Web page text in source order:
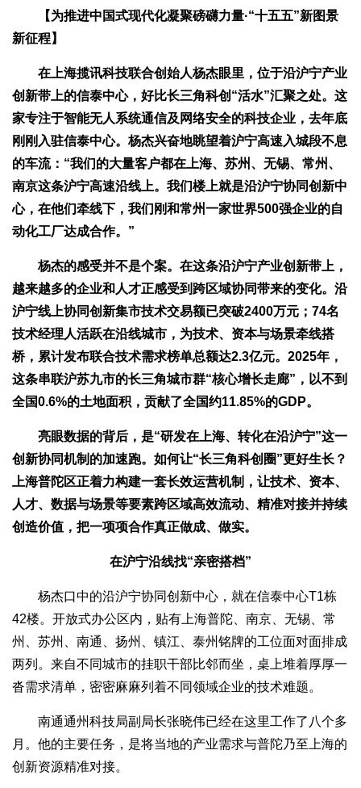
【为推进中国式现代化凝聚磅礴力量·“十五五”新图景
新征程】
在上海揽讯科技联合创始人杨杰眼里，位于沿沪宁产业
创新带上的信泰中心，好比长三角科创“活水”汇聚之处。这
家专注于智能无人系统通信及网络安全的科技企业，去年底
刚刚入驻信泰中心。杨杰兴奋地眺望着沪宁高速入城段不息
的车流：“我们的大量客户都在上海、苏州、无锡、常州、
南京这条沪宁高速沿线上。我们楼上就是沿沪宁协同创新中
心，在他们牵线下，我们刚和常州一家世界500强企业的自
动化工厂达成合作。”
杨杰的感受并不是个案。在这条沿沪宁产业创新带上，
越来越多的企业和人才正感受到跨区域协同带来的变化。沿
沪宁线上协同创新集市技术交易额已突破2400万元；74名
技术经理人活跃在沿线城市，为技术、资本与场景牵线搭
桥，累计发布联合技术需求榜单总额达2.3亿元。2025年，
这条串联沪苏九市的长三角城市群“核心增长走廊”，以不到
全国0.6%的土地面积，贡献了全国约11.85%的GDP。
亮眼数据的背后，是“研发在上海、转化在沿沪宁”这一
创新协同机制的加速跑。如何让“长三角科创圈”更好生长？
上海普陀区正着力构建一套长效运营机制，让技术、资本、
人才、数据与场景等要素跨区域高效流动、精准对接并持续
创造价值，把一项项合作真正做成、做实。
在沪宁沿线找“亲密搭档”
杨杰口中的沿沪宁协同创新中心，就在信泰中心T1栋
42楼。开放式办公区内，贴有上海普陀、南京、无锡、常
州、苏州、南通、扬州、镇江、泰州铭牌的工位面对面排成
两列。来自不同城市的挂职干部比邻而坐，桌上堆着厚厚一
沓需求清单，密密麻麻列着不同领域企业的技术难题。
南通通州科技局副局长张晓伟已经在这里工作了八个多
月。他的主要任务，是将当地的产业需求与普陀乃至上海的
创新资源精准对接。